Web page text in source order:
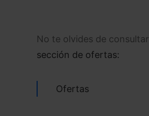
No te olvides de consultar
sección de ofertas:
Ofertas